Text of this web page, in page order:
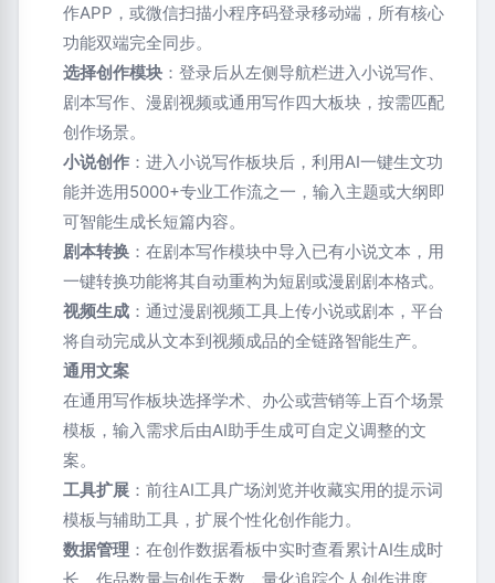
作APP，或微信扫描小程序码登录移动端，所有核心
功能双端完全同步。
选择创作模块 ：登录后从左侧导航栏进入小说写作、
剧本写作、漫剧视频或通用写作四大板块，按需匹配
创作场景。
小说创作 ：进入小说写作板块后，利用AI一键生文功
能并选用5000+专业工作流之一，输入主题或大纲即
可智能生成长短篇内容。
剧本转换 ：在剧本写作模块中导入已有小说文本，用
一键转换功能将其自动重构为短剧或漫剧剧本格式。
视频生成 ：通过漫剧视频工具上传小说或剧本，平台
将自动完成从文本到视频成品的全链路智能生产。
通用文案
在通用写作板块选择学术、办公或营销等上百个场景
模板，输入需求后由AI助手生成可自定义调整的文
案。
工具扩展 ：前往AI工具广场浏览并收藏实用的提示词
模板与辅助工具，扩展个性化创作能力。
数据管理 ：在创作数据看板中实时查看累计AI生成时
长、作品数量与创作天数，量化追踪个人创作进度。